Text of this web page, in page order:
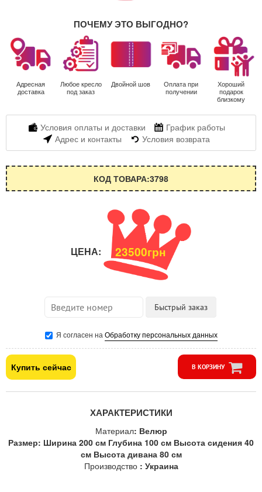
ПОЧЕМУ ЭТО ВЫГОДНО?
Адресная
доставка
Любое кресло
под заказ
Двойной шов
Оплата при
получении
Хороший
подарок
близкому
Условия оплаты и доставки
График работы
Адрес и контакты
Условия возврата
КОД ТОВАРА:3798
ЦЕНА: 23500грн
Я согласен на Обработку персональных данных
Купить сейчас В КОРЗИНУ
ХАРАКТЕРИСТИКИ
Материал: Велюр
Размер: Ширина 200 см Глубина 100 см Высота сидения 40
см Высота дивана 80 см
Производство : Украина